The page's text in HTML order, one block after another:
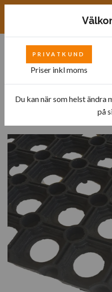
Ståmatta Ring Step ringgummi
PRIVATKUND
Priser inkl moms
Du kan när som helst ändra
på